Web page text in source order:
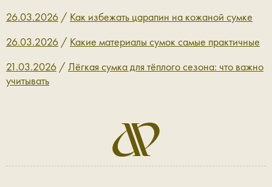
26.03.2026 / Как избежать царапин на кожаной сумке
26.03.2026 / Какие материалы сумок самые практичные
21.03.2026 / Лёгкая сумка для тёплого сезона: что важно
учитывать